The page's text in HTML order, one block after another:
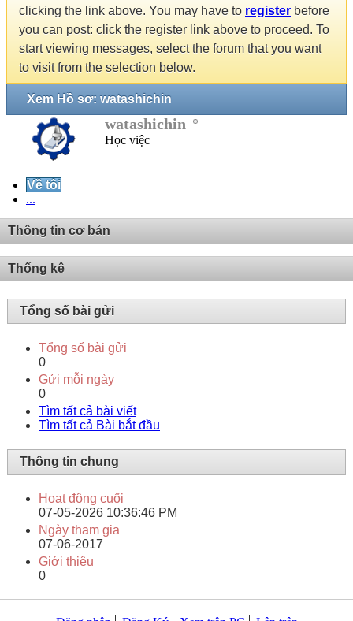
clicking the link above. You may have to register before
you can post: click the register link above to proceed. To
start viewing messages, select the forum that you want
to visit from the selection below.
Xem Hồ sơ: watashichin
watashichin
Học việc
Về tôi
...
Thông tin cơ bản
Thống kê
Tổng số bài gửi
Tổng số bài gửi
0
Gửi mỗi ngày
0
Tìm tất cả bài viết
Tìm tất cả Bài bắt đầu
Thông tin chung
Hoạt động cuối
07-05-2026 10:36:46 PM
Ngày tham gia
07-06-2017
Giới thiệu
0